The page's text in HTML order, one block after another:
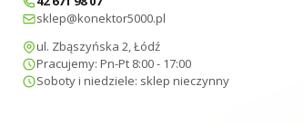
sklep@konektor5000.pl
ul. Zbąszyńska 2, Łódź
Pracujemy: Pn-Pt 8:00 - 17:00
Soboty i niedziele: sklep nieczynny